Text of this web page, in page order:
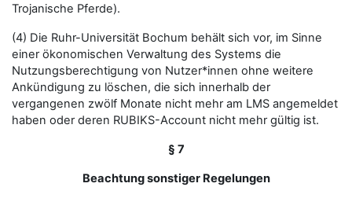
Trojanische Pferde).
(4) Die Ruhr-Universität Bochum behält sich vor, im Sinne
einer ökonomischen Verwaltung des Systems die
Nutzungsberechtigung von Nutzer*innen ohne weitere
Ankündigung zu löschen, die sich innerhalb der
vergangenen zwölf Monate nicht mehr am LMS angemeldet
haben oder deren RUBIKS-Account nicht mehr gültig ist.
§ 7
Beachtung sonstiger Regelungen